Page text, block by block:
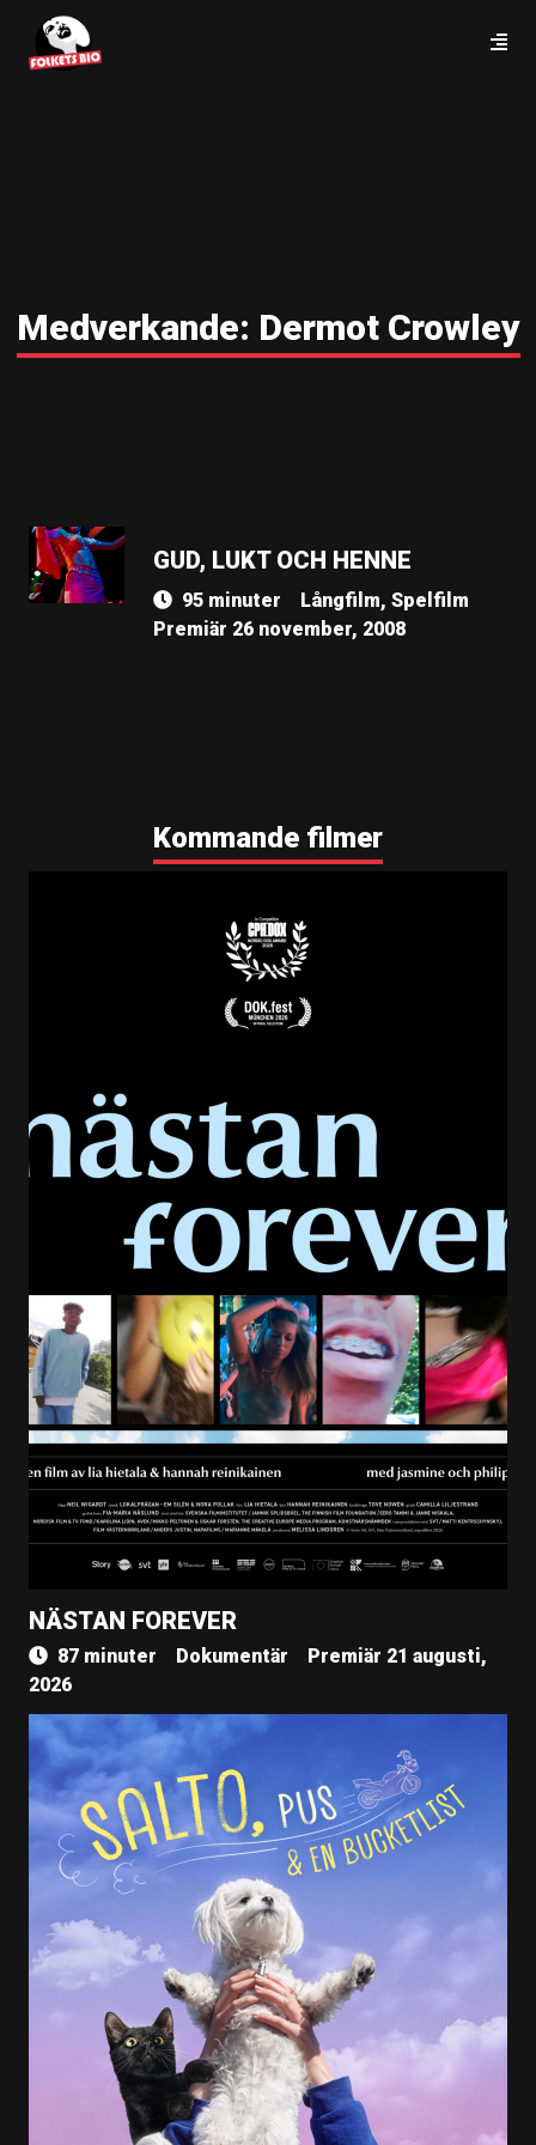
Medverkande: Dermot Crowley
GUD, LUKT OCH HENNE
95 minuter
Långfilm, Spelfilm
Premiär 26 november, 2008
Kommande filmer
NÄSTAN FOREVER
87 minuter Dokumentär
Premiär 21 augusti,
2026